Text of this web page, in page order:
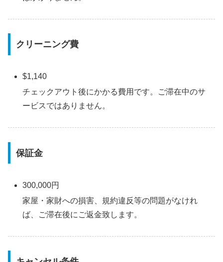
クリーニング費
$1,140
チェックアウト後にかかる費用です。ご滞在中のサ
ービスではありません。
保証金
300,000円
家屋・家財への損害、規約違反等の問題がなけれ
ば、ご滞在後にご返金致します。